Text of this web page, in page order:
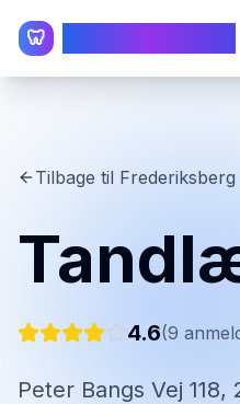
🦷
Tilbage til Frederiksberg
4.6(9
Peter Bangs Vej